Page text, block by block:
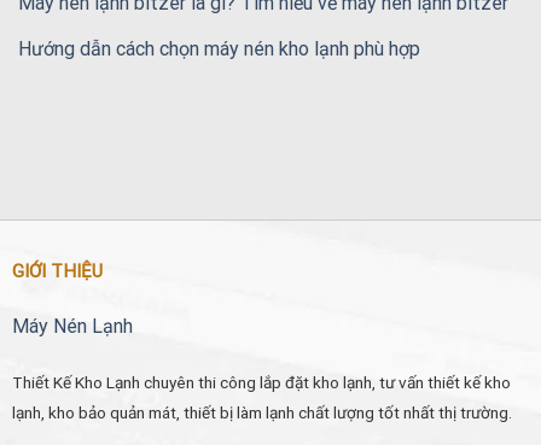
Hướng dẫn cách chọn máy nén kho lạnh phù hợp
GIỚI THIỆU
Máy Nén Lạnh
Thiết Kế Kho Lạnh chuyên thi công lắp đặt kho lạnh, tư vấn thiết kế kho
lạnh, kho bảo quản mát, thiết bị làm lạnh chất lượng tốt nhất thị trường.